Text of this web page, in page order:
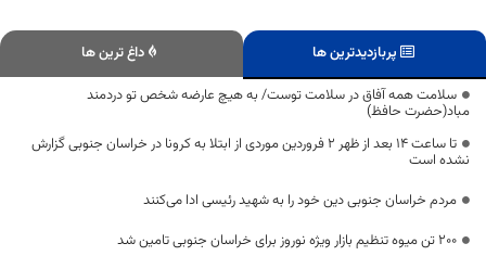
پربازدیدترین ها
داغ ترین ها
سلامت همه آفاق در سلامت توست/ به هیچ عارضه شخص تو دردمند
مباد(حضرت حافظ)
تا ساعت 14 بعد از ظهر 2 فروردین موردی از ابتلا به کرونا در خراسان جنوبی گزارش
نشده است
مردم خراسان جنوبی دین خود را به شهید رئیسی ادا می‌کنند
۲۰۰ تن میوه تنظیم بازار ویژه نوروز برای خراسان جنوبی تامین شد